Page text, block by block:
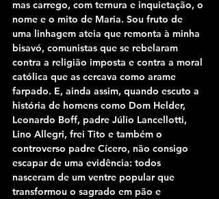
mas carrego, com ternura e inquietação, o
nome e o mito de Maria. Sou fruto de
uma linhagem ateia que remonta à minha
bisavó, comunistas que se rebelaram
contra a religião imposta e contra a moral
católica que as cercava como arame
farpado. E, ainda assim, quando escuto a
história de homens como Dom Helder,
Leonardo Boff, padre Júlio Lancellotti,
Lino Allegri, frei Tito e também o
controverso padre Cícero, não consigo
escapar de uma evidência: todos
nasceram de um ventre popular que
transformou o sagrado em pão e